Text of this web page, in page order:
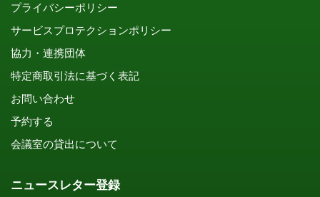
プライバシーポリシー
サービスプロテクションポリシー
協力・連携団体
特定商取引法に基づく表記
お問い合わせ
予約する
会議室の貸出について
ニュースレター登録